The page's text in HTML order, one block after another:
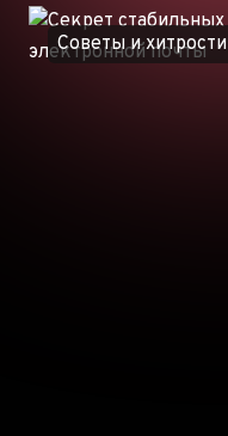
Советы и хитрости